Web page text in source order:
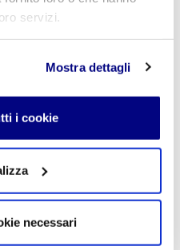
servizi.
Mostra dettagli
i cookie
necessari